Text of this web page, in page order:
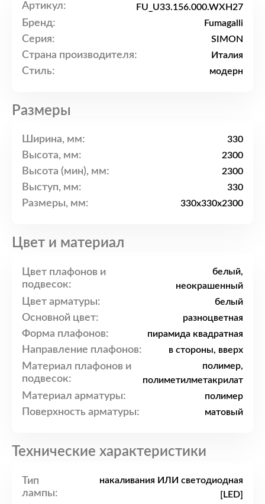
Артикул: FU_U33.156.000.WXH27
Бренд: Fumagalli
Серия: SIMON
Страна производителя: Италия
Стиль: модерн
Размеры
Ширина, мм: 330
Высота, мм: 2300
Высота (мин), мм: 2300
Выступ, мм: 330
Размеры, мм: 330x330x2300
Цвет и материал
Цвет плафонов и
подвесок:
белый,
неокрашенный
Цвет арматуры: белый
Основной цвет: разноцветная
Форма плафонов: пирамида квадратная
Направление плафонов: в стороны, вверх
Материал плафонов и
подвесок:
полимер,
полиметилметакрилат
Материал арматуры: полимер
Поверхность арматуры: матовый
Технические характеристики
Тип
лампы:
накаливания ИЛИ светодиодная
[LED]